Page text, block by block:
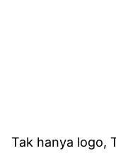
Tak hanya logo,